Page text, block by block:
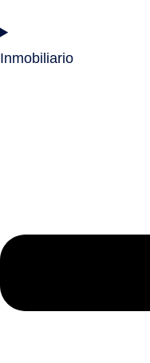
Inmobiliario